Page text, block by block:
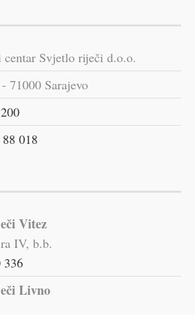
Svjetlo riječi d.o.o.
71000 Sarajevo
018
Vitez
IV, b.b.
336
Livno